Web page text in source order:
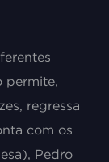
permite,
regressa
com os
Pedro